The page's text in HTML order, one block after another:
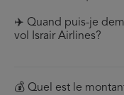
✈️ Quand puis-je
vol Israir Airlines?
💰 Quel est le